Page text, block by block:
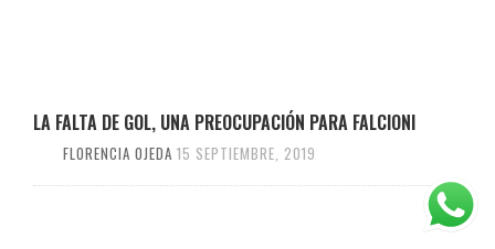
LA FALTA DE GOL, UNA PREOCUPACIÓN PARA FALCIONI
FLORENCIA OJEDA 15 SEPTIEMBRE, 2019